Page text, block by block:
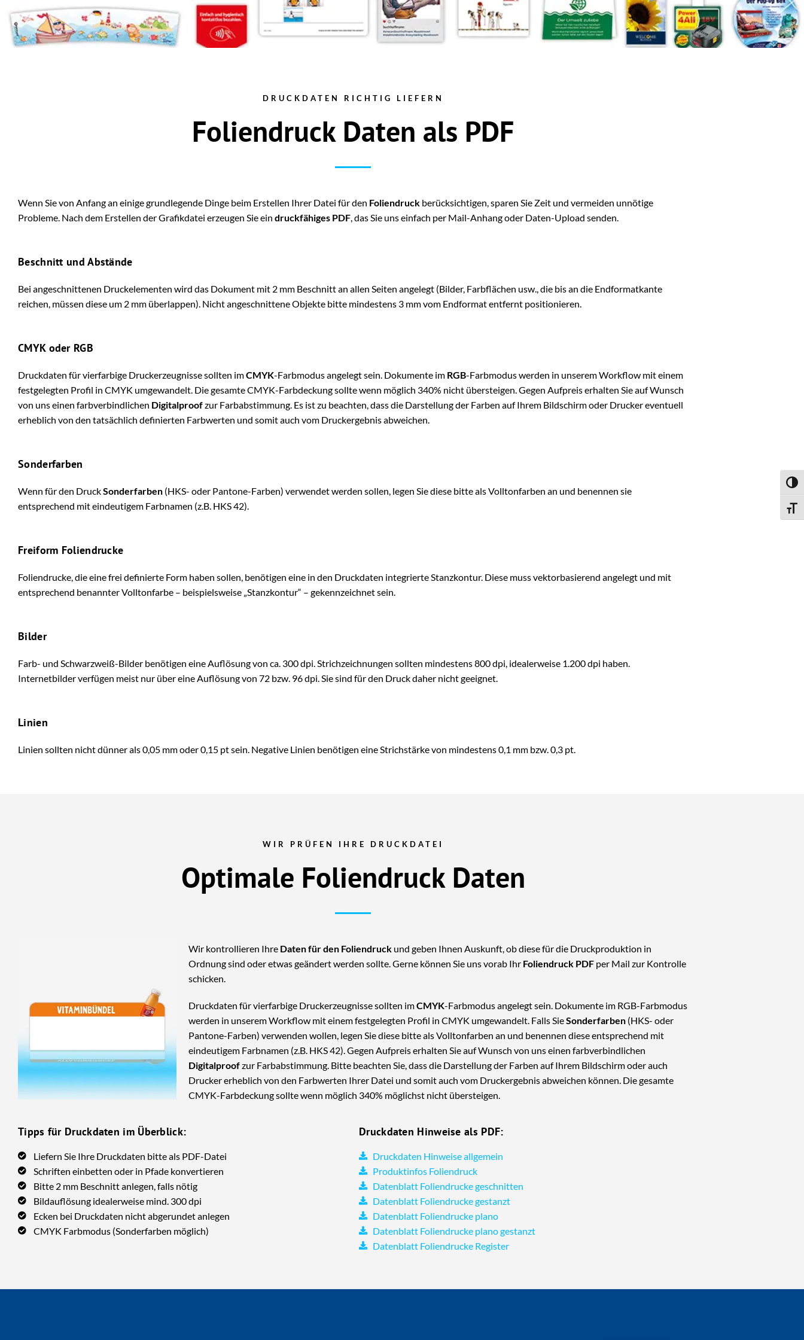
DRUCKDATEN RICHTIG LIEFERN
Foliendruck Daten als PDF
Wenn Sie von Anfang an einige grundlegende Dinge beim Erstellen Ihrer Datei für den Foliendruck berücksichtigen, sparen Sie Zeit und vermeiden unnötige
Probleme. Nach dem Erstellen der Grafikdatei erzeugen Sie ein druckfähiges PDF, das Sie uns einfach per Mail-Anhang oder Daten-Upload senden.
Beschnitt und Abstände​
Bei angeschnittenen Druckelementen wird das Dokument mit 2 mm Beschnitt an allen Seiten angelegt (Bilder, Farbflächen usw., die bis an die Endformatkante
reichen, müssen diese um 2 mm überlappen). Nicht angeschnittene Objekte bitte mindestens 3 mm vom Endformat entfernt positionieren.
CMYK oder RGB​
Druckdaten für vierfarbige Druckerzeugnisse sollten imCMYK-Farbmodus angelegt sein. Dokumente im RGB-Farbmodus werden in unserem Workflow mit einem
festgelegten Profil in CMYK umgewandelt. Die gesamte CMYK-Farbdeckung sollte wenn möglich 340% nicht übersteigen. Gegen Aufpreis erhalten Sie auf Wunsch
von uns einen farbverbindlichen Digitalproofzur Farbabstimmung. Es ist zu beachten, dass die Darstellung der Farben auf Ihrem Bildschirm oder Drucker eventuell
erheblich von den tatsächlich definierten Farbwerten und somit auch vom Druckergebnis abweichen.
Sonderfarben
Wenn für den DruckSonderfarben (HKS- oder Pantone-Farben) verwendet werden sollen, legen Sie diese bitte als Volltonfarben an und benennen sie
entsprechend mit eindeutigem Farbnamen (z.B. HKS 42).
Freiform Foliendrucke
Foliendrucke, die eine frei definierte Form haben sollen, benötigen eine in den Druckdaten integrierte Stanzkontur. Diese muss vektorbasierend angelegt und mit
entsprechend benannter Volltonfarbe – beispielsweise „Stanzkontur“ – gekennzeichnet sein.
Bilder
Farb- und Schwarzweiß-Bilder benötigen eine Auflösung von ca. 300 dpi. Strichzeichnungen sollten mindestens 800 dpi, idealerweise 1.200 dpi haben.
Internetbilder verfügen meist nur über eine Auflösung von 72 bzw. 96 dpi. Sie sind für den Druck daher nicht geeignet.
Linien
Linien sollten nicht dünner als 0,05 mm oder 0,15 pt sein. Negative Linien benötigen eine Strichstärke von mindestens 0,1 mm bzw. 0,3 pt.
WIR PRÜFEN IHRE DRUCKDATEI
Optimale Foliendruck Daten
Wir kontrollieren Ihre Daten für den Foliendruck und geben Ihnen Auskunft, ob diese für die Druckproduktion in
Ordnung sind oder etwas geändert werden sollte. Gerne können Sie uns vorab Ihr Foliendruck PDF per Mail zur Kontrolle
schicken.
Druckdaten für vierfarbige Druckerzeugnisse sollten imCMYK-Farbmodus angelegt sein. Dokumente im RGB-Farbmodus
werden in unserem Workflow mit einem festgelegten Profil in CMYK umgewandelt. Falls SieSonderfarben (HKS- oder
Pantone-Farben) verwenden wollen, legen Sie diese bitte als Volltonfarben an und benennen diese entsprechend mit
eindeutigem Farbnamen (z.B. HKS 42). Gegen Aufpreis erhalten Sie auf Wunsch von uns einen farbverbindlichen
Digitalproofzur Farbabstimmung. Bitte beachten Sie, dass die Darstellung der Farben auf Ihrem Bildschirm oder auch
Drucker erheblich von den Farbwerten Ihrer Datei und somit auch vom Druckergebnis abweichen können. Die gesamte
CMYK-Farbdeckung sollte wenn möglich 340% möglichst nicht übersteigen.
Tipps für Druckdaten im Überblick:
Liefern Sie Ihre Druckdaten bitte als PDF-Datei
Schriften einbetten oder in Pfade konvertieren
Bitte 2 mm Beschnitt anlegen, falls nötig
Bildauflösung idealerweise mind. 300 dpi
Ecken bei Druckdaten nicht abgerundet anlegen
CMYK Farbmodus (Sonderfarben möglich)
Druckdaten Hinweise als PDF:
Druckdaten Hinweise allgemein
Produktinfos Foliendruck
Datenblatt Foliendrucke geschnitten
Datenblatt Foliendrucke gestanzt
Datenblatt Foliendrucke plano
Datenblatt Foliendrucke plano gestanzt
Datenblatt Foliendrucke Register